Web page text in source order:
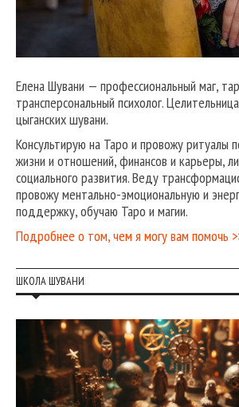
Елена Шувани — профессиональный маг,
трансперсональный психолог.
цыганских шувани.
Консультирую на Таро и провожу ритуалы
жизни и отношений, финансов и карьеры,
социального развития. Веду
провожу ментально-эмоциональную и
поддержку, обучаю Таро и магии.
Подробнее о том, чем я могу вам помочь
ШКОЛА ШУВАНИ